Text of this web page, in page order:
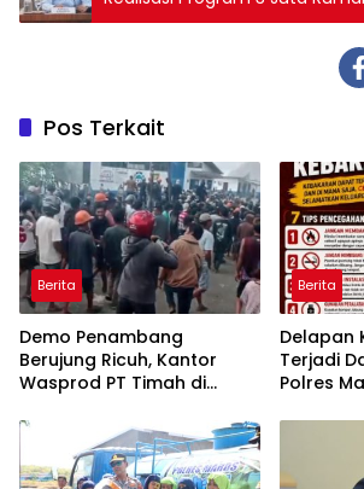
324.213 Unit Per Juni
Pos Terkait
Berita
Demo Penambang
Berujung Ricuh, Kantor
Wasprod PT Timah di
Berita
Delapan
Terjadi
Polres